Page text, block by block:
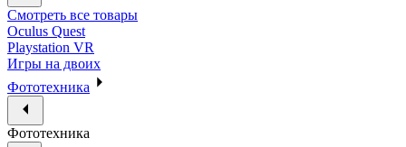
Смотреть все товары
Oculus Quest
Playstation VR
Игры на двоих
Фототехника
Фототехника